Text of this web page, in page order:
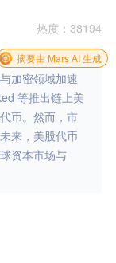
热度 ：38194
加密领域加速
等推出链上美
币。然而，市
来，美股代币
资本市场与
摘要由 Mars AI 生成